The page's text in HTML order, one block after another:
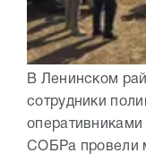
В Ленинском
сотрудники
СОБРа провели